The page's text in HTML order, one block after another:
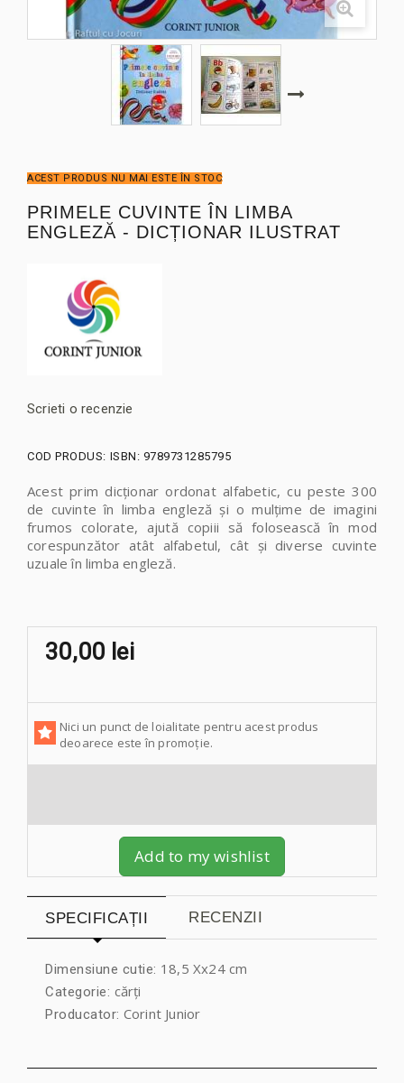
ACEST PRODUS NU MAI ESTE ÎN STOC
PRIMELE CUVINTE ÎN LIMBA
ENGLEZĂ - DICȚIONAR ILUSTRAT
Scrieti o recenzie
COD PRODUS: ISBN: 9789731285795
Acest prim dicţionar ordonat alfabetic, cu peste 300
de cuvinte în limba engleză şi o mulţime de imagini
frumos colorate, ajută copiii să folosească în mod
corespunzător atât alfabetul, cât şi diverse cuvinte
uzuale în limba engleză.
30,00 lei
Nici un punct de loialitate pentru acest produs
deoarece este în promoție.
Add to my wishlist
SPECIFICAȚII RECENZII
Dimensiune cutie: 18,5 Xx24 cm
Categorie: cărți
Producator: Corint Junior